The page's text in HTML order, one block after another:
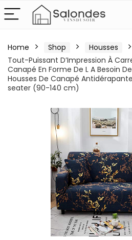
Home Shop Housses
Tout-Puissant D’Impression À
Canapé En Forme De L A Besoin
Housses De Canapé
seater (90-140 cm)